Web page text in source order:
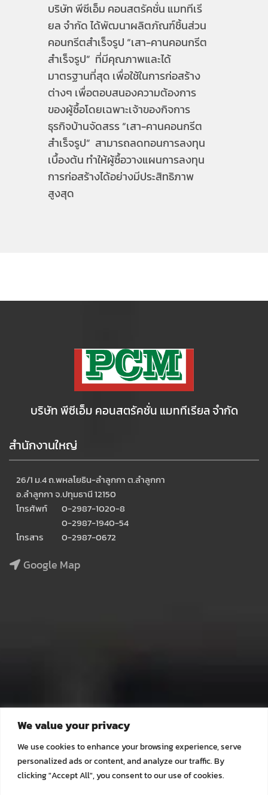
We value your privacy
We use cookies to enhance your browsing experience, serve
personalized ads or content, and analyze our traffic. By
clicking "Accept All", you consent to our use of cookies.
บริษัท พีซีเอ็ม คอนสตรัคชั่น แมททีเรี
ยล จำกัด ได้พัฒนาผลิตภัณฑ์ชิ้นส่วน
คอนกรีตสำเร็จรูป “เสา-คานคอนกรีต
สำเร็จรูป” ที่มีคุณภาพและได้
มาตรฐานที่สุด เพื่อใช้ในการก่อสร้าง
ต่างๆ เพื่อตอบสนองความต้องการ
ของผู้ซื้อโดยเฉพาะเจ้าของกิจการ
ธุรกิจบ้านจัดสรร “เสา-คานคอนกรีต
สำเร็จรูป” สามารถลดทอนการลงทุน
เบื้องต้น ทำให้ผู้ซื้อวางแผนการลงทุน
การก่อสร้างได้อย่างมีประสิทธิภาพ
สูงสุด
บริษัท พีซีเอ็ม คอนสตรัคชั่น แมททีเรียล จำกัด
สำนักงานใหญ่
26/1 ม.4 ถ.พหลโยธิน-ลำลูกกา ต.ลำลูกกา
อ.ลำลูกกา จ.ปทุมธานี 12150
โทรศัพท์
0-2987-1020-8
0-2987-1940-54
โทรสาร
0-2987-0672
Google Map
LINE Official Account